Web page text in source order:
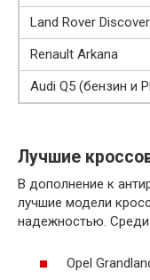
Land Rover
Renault Arkana
Audi Q5 (бензин и
Лучшие
В дополнение к
лучшие модели
надежностью.
Opel